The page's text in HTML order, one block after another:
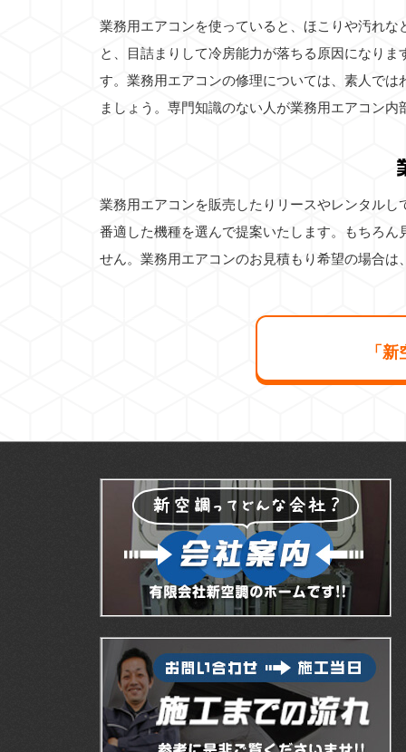
業務用エアコンを使っていると、ほこりや汚れ
と、目詰まりして冷房能力が落ちる原因になり
す。業務用エアコンの修理については、素人で
ましょう。専門知識のない人が業務用エアコン
業務用エアコンを販売したりリースやレンタル
番適した機種を選んで提案いたします。もちろ
せん。業務用エアコンのお見積もり希望の場合
「